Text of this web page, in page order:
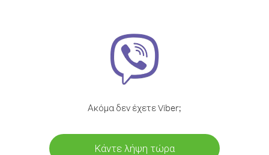
Ακόμα δεν έχετε Viber;
Κάντε λήψη τώρα